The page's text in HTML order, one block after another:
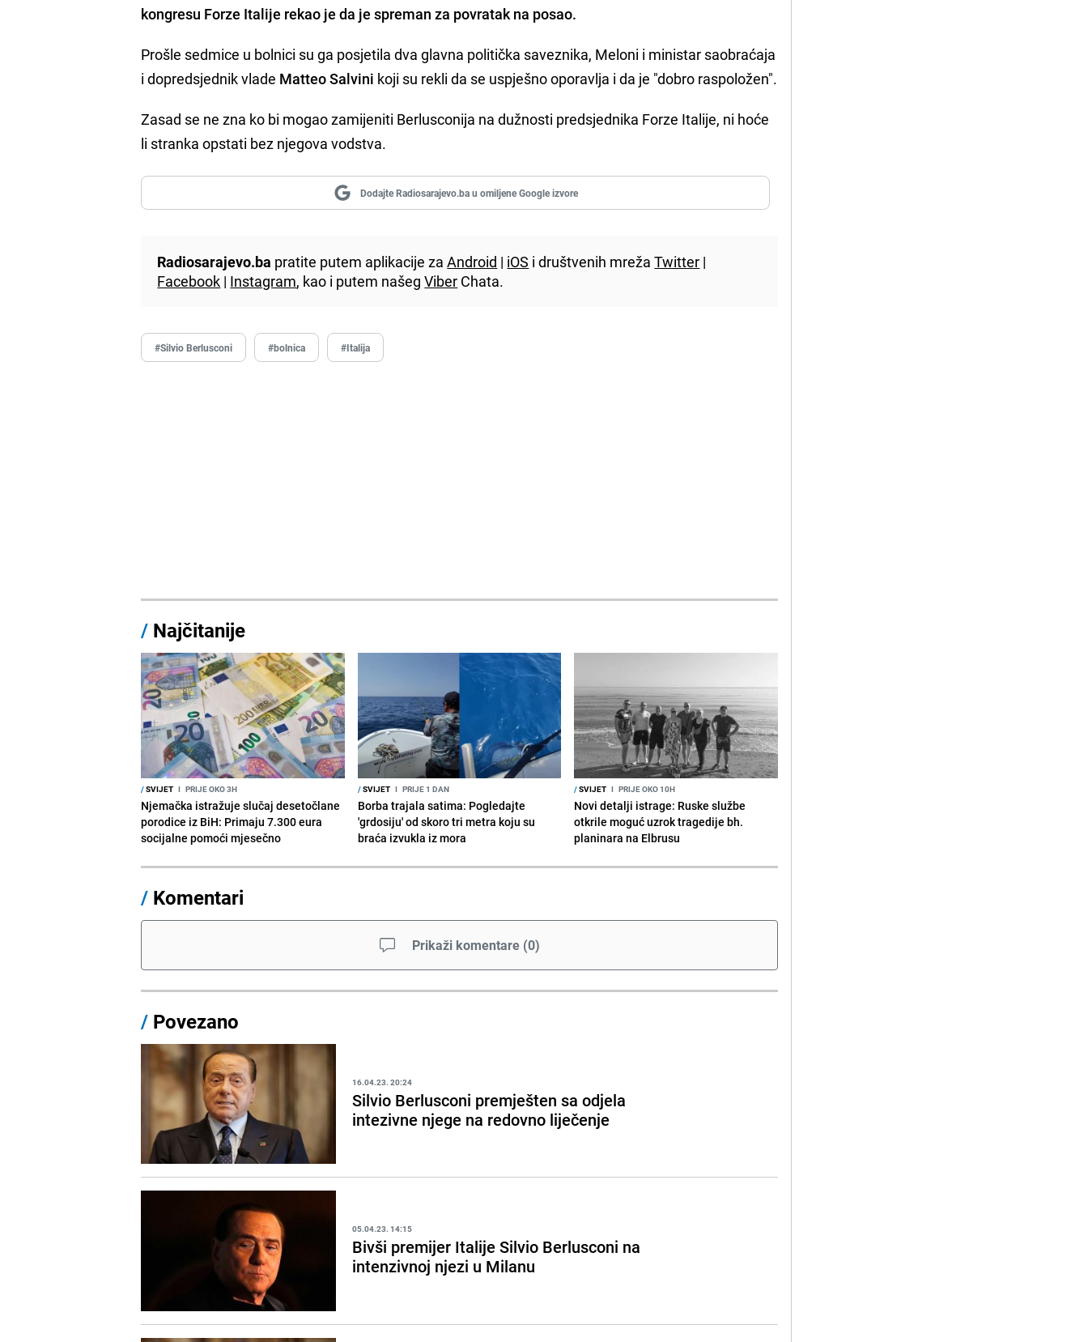
kongresu Forze Italije rekao je da je spreman za povratak na posao.
Prošle sedmice u bolnici su ga posjetila dva glavna politička saveznika, Meloni i ministar saobraćaja
i dopredsjednik vlade Matteo Salvini koji su rekli da se uspješno oporavlja i da je "dobro raspoložen".
Zasad se ne zna ko bi mogao zamijeniti Berlusconija na dužnosti predsjednika Forze Italije, ni hoće
li stranka opstati bez njegova vodstva.
Dodajte Radiosarajevo.ba u omiljene Google izvore
Radiosarajevo.ba pratite putem aplikacije zaAndroid | iOS i društvenih mrežaTwitter |
Facebook | Instagram, kao i putem našegViber Chata.
#Silvio Berlusconi #bolnica #Italija
/ Najčitanije
/SVIJET I PRIJE OKO 3H
Njemačka istražuje slučaj desetočlane
porodice iz BiH: Primaju 7.300 eura
socijalne pomoći mjesečno
/SVIJET I PRIJE 1 DAN
Borba trajala satima: Pogledajte
'grdosiju' od skoro tri metra koju su
braća izvukla iz mora
/SVIJET I PRIJE OKO 10H
Novi detalji istrage: Ruske službe
otkrile moguć uzrok tragedije bh.
planinara na Elbrusu
/ Komentari
Prikaži komentare (0)
/ Povezano
16.04.23. 20:24
Silvio Berlusconi premješten sa odjela
intezivne njege na redovno liječenje
05.04.23. 14:15
Bivši premijer Italije Silvio Berlusconi na
intenzivnoj njezi u Milanu